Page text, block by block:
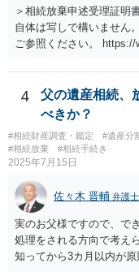
＞相続放棄申述受理証明
自体は写しで構いません
ご参照ください。
4
父の遺産相続、
べきか？
#相続財産調査・鑑定 #遺産分
#相続放棄
#相続手続き
2025年7月15日
佐々木 晋輔 弁護士
実のお父様ですので、で
処理をされる方向で考え
知ってから3カ月以内が